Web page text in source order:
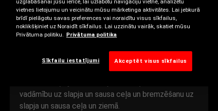
un braukšanas vajadzībām.
Testēšanas speciālisti salīdzina riepu sniegumu kādā
izvēlas aptuveni 15 dažādas raksturīpašības un katru
no tām novērtē dažādos apstākļos. Parasti viņi
vadāmību uz slapja un sausa ceļa un bremzēšanu uz
slapja un sausa ceļa un ziemā.
uzglabāšanai jūsu ierīcē, lai uzlabotu navigāciju vietnē, analizētu
vietnes lietojumu un veicinātu mūsu mārketinga aktivitātes. Lai jebkurā
brīdī pielāgotu savas preferences vai noraidītu visus sīkfailus,
noklikšķiniet uz Noraidīt sīkfailus. Lai uzzinātu vairāk, skatiet mūsu
Privātuma politiku. Privātuma politika
Sīkfailu iestatījumi Akceptēt visus sīkfailus